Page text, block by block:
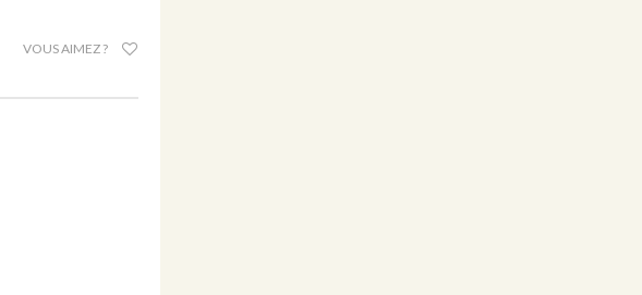
VOUS AIMEZ ?